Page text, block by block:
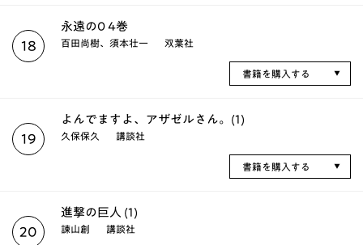
18
永遠の0 4巻
百田尚樹、須本壮一 双葉社
書籍を購入する
19
よんでますよ、アザゼルさん。(1)
久保保久 講談社
書籍を購入する
20
進撃の巨人 (1)
諫山創 講談社